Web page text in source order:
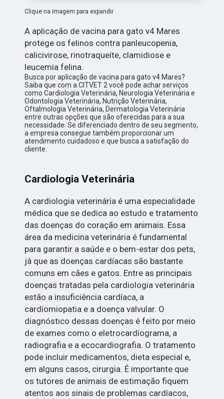
Clique na imagem para expandir
A aplicação de vacina para gato v4 Mares
protege os felinos contra panleucopenia,
calicivirose, rinotraqueíte, clamidiose e
leucemia felina.
Busca por aplicação de vacina para gato v4 Mares?
Saiba que com a CITVET 2 você pode achar serviços
como Cardiologia Veterinária, Neurologia Veterinária e
Odontologia Veterinária, Nutrição Veterinária,
Oftalmologia Veterinária, Dermatologia Veterinária
entre outras opções que são oferecidas para a sua
necessidade. Se diferenciado dentro de seu segmento,
a empresa consegue também proporcionar um
atendimento cuidadoso e que busca a satisfação do
cliente.
Cardiologia Veterinária
A cardiologia veterinária é uma especialidade
médica que se dedica ao estudo e tratamento
das doenças do coração em animais. Essa
área da medicina veterinária é fundamental
para garantir a saúde e o bem-estar dos pets,
já que as doenças cardíacas são bastante
comuns em cães e gatos. Entre as principais
doenças tratadas pela cardiologia veterinária
estão a insuficiência cardíaca, a
cardiomiopatia e a doença valvular. O
diagnóstico dessas doenças é feito por meio
de exames como o eletrocardiograma, a
radiografia e a ecocardiografia. O tratamento
pode incluir medicamentos, dieta especial e,
em alguns casos, cirurgia. É importante que
os tutores de animais de estimação fiquem
atentos aos sinais de problemas cardíacos,